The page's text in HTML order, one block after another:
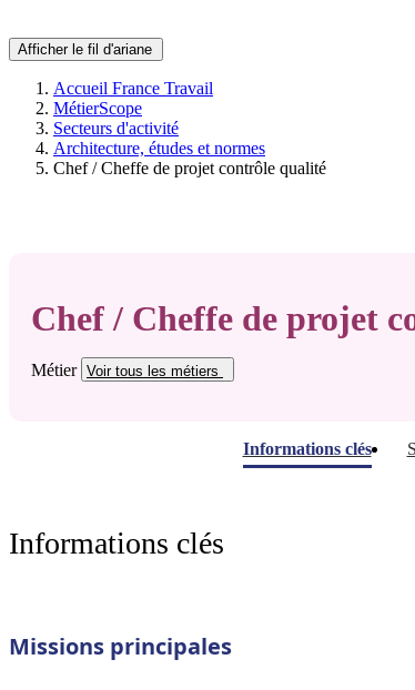
Afficher le fil d'ariane
Accueil France Travail
MétierScope
Secteurs d'activité
Architecture, études et normes
Chef / Cheffe de projet contrôle qualité
Chef / Cheffe de projet
Métier Voir tous les métiers
Informations clés
Informations clés
Missions principales